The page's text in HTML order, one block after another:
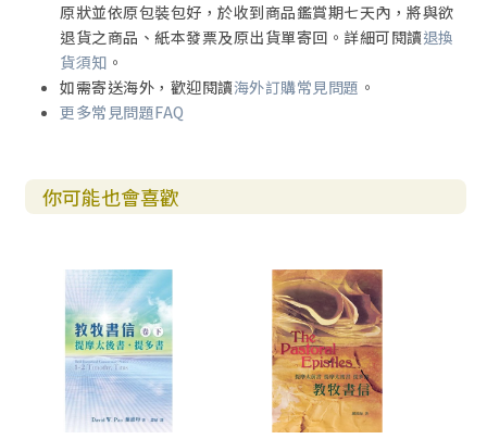
原狀並依原包裝包好，於收到商品鑑賞期七天內，將與欲
退貨之商品、紙本發票及原出貨單寄回。詳細可閱讀退換
貨須知 。
如需寄送海外，歡迎閱讀海外訂購常見問題 。
更多常見問題FAQ
你可能也會喜歡